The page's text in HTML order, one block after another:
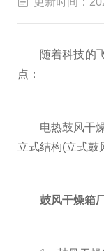
随着科技的飞
点：
电热鼓风干燥
立式结构(立式鼓
鼓风干燥箱